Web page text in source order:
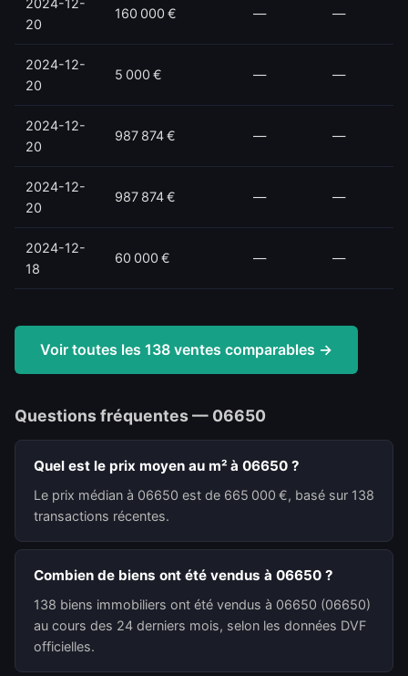
2024-12-
20
160 000 € — —
2024-12-
20
5 000 € — —
2024-12-
20
987 874 € — —
2024-12-
20
987 874 € — —
2024-12-
18
60 000 € — —
Voir toutes les 138 ventes comparables →
Questions fréquentes — 06650
Quel est le prix moyen au m² à 06650 ?
Le prix médian à 06650 est de 665 000 €, basé sur 138
transactions récentes.
Combien de biens ont été vendus à 06650 ?
138 biens immobiliers ont été vendus à 06650 (06650)
au cours des 24 derniers mois, selon les données DVF
officielles.